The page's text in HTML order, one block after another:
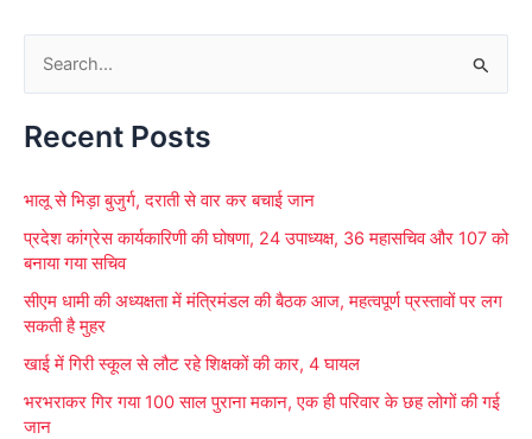
a
c
h
f
o
Recent Posts
भालू से भिड़ा बुजुर्ग, दराती से वार कर बचाई जान
प्रदेश कांग्रेस कार्यकारिणी की घोषणा, 24 उपाध्यक्ष, 36 महासचिव और 107 को
बनाया गया सचिव
सीएम धामी की अध्यक्षता में मंत्रिमंडल की बैठक आज, महत्वपूर्ण प्रस्तावों पर लग
सकती है मुहर
खाई में गिरी स्कूल से लौट रहे शिक्षकों की कार, 4 घायल
भरभराकर गिर गया 100 साल पुराना मकान, एक ही परिवार के छह लोगों की गई
जान